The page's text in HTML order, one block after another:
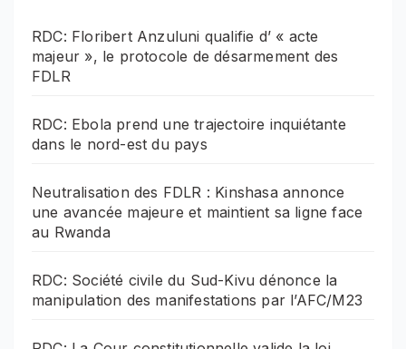
RDC: Floribert Anzuluni qualifie d’ « acte
majeur », le protocole de désarmement des
FDLR
RDC: Ebola prend une trajectoire inquiétante
dans le nord-est du pays
Neutralisation des FDLR : Kinshasa annonce
une avancée majeure et maintient sa ligne face
au Rwanda
RDC: Société civile du Sud-Kivu dénonce la
manipulation des manifestations par l’AFC/M23